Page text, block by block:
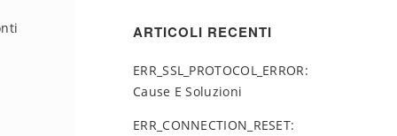
ARTICOLI RECENTI
ERR_SSL_PROTOCOL_ERROR:
Cause E Soluzioni
ERR_CONNECTION_RESET: